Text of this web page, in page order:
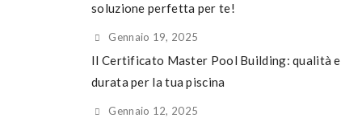
soluzione perfetta per te!
Gennaio 19, 2025
Il Certificato Master Pool Building: qualità e
durata per la tua piscina
Gennaio 12, 2025